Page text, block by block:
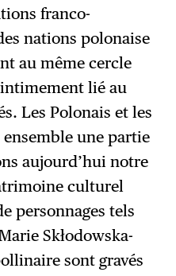
franco-
nations polonaise
au même cercle
lié au
Les Polonais et les
une partie
aujourd’hui notre
culturel
personnages tels
Skłodowska-
sont gravés